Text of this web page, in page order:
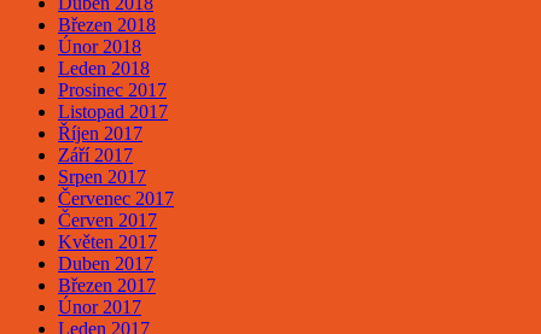
Březen 2018
Únor 2018
Leden 2018
Prosinec 2017
Listopad 2017
Říjen 2017
Září 2017
Srpen 2017
Červenec 2017
Červen 2017
Květen 2017
Duben 2017
Březen 2017
Únor 2017
Leden 2017